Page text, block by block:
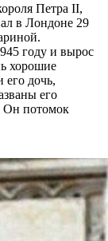
Петра II,
в Лондоне 29
году и вырос
хорошие
дочь,
его
Он потомок